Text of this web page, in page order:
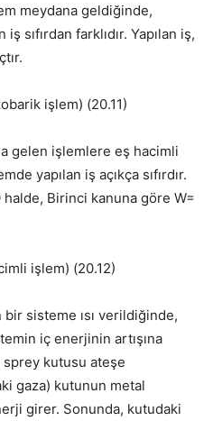
meydana geldiğinde,
sıfırdan farklıdır. Yapılan iş,
işlem) (20.11)
gelen işlemlere eş hacimli
yapılan iş açıkça sıfırdır.
Birinci kanuna göre W=
işlem) (20.12)
sisteme ısı verildiğinde,
iç enerjinin artışına
kutusu ateşe
gaza) kutunun metal
girer. Sonunda, kutudaki